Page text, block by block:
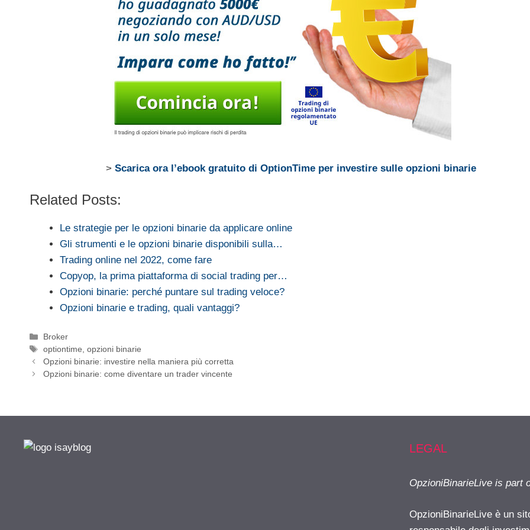
> Scarica ora l’ebook gratuito di OptionTime per investire sulle opzioni binarie
Related Posts:
Le strategie per le opzioni binarie da applicare online
Gli strumenti e le opzioni binarie disponibili sulla…
Trading online nel 2022, come fare
Copyop, la prima piattaforma di social trading per…
Opzioni binarie: perché puntare sul trading veloce?
Opzioni binarie e trading, quali vantaggi?
Categorie
Broker
Tag
optiontime,opzioni binarie
Opzioni binarie: investire nella maniera più corretta
Opzioni binarie: come diventare un trader vincente
LEGAL
OpzioniBinarieLive is part
OpzioniBinarieLive è un